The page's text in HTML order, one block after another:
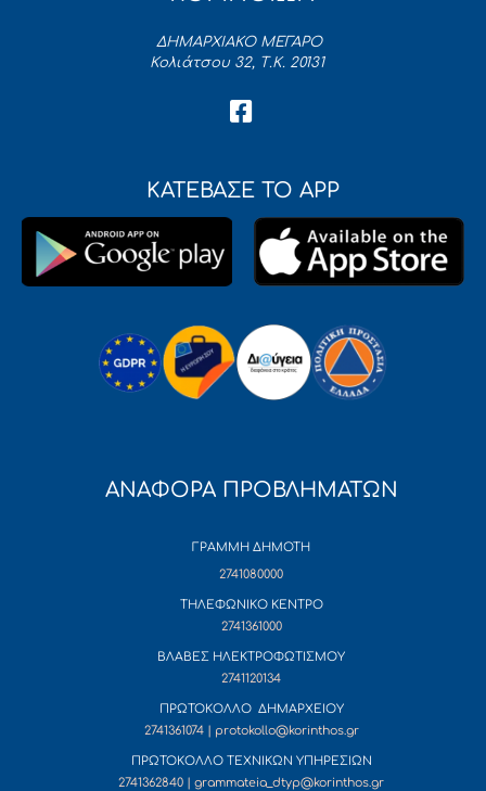
ΔΗΜΑΡΧΙΑΚΟ ΜΕΓΑΡΟ
Κολιάτσου 32, Τ.Κ. 20131
ΚΑΤΕΒΑΣΕ ΤΟ APP
ΑΝΑΦΟΡΑ ΠΡΟΒΛΗΜΑΤΩΝ
ΓΡΑΜΜΗ ΔΗΜΟΤΗ
2741080000
ΤΗΛΕΦΩΝΙΚΟ ΚΕΝΤΡΟ
2741361000
ΒΛΑΒΕΣ ΗΛΕΚΤΡΟΦΩΤΙΣΜΟΥ
2741120134
ΠΡΩΤΟΚΟΛΛΟ ΔΗΜΑΡΧΕΙΟΥ
2741361074 | protokollo@korinthos.gr
ΠΡΩΤΟΚΟΛΛΟ ΤΕΧΝΙΚΩΝ ΥΠΗΡΕΣΙΩΝ
2741362840 | grammateia_dtyp@korinthos.gr